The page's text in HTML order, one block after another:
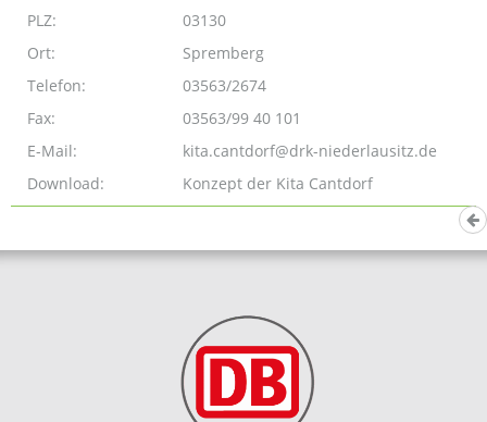
PLZ:
03130
Ort:
Spremberg
Telefon:
03563/2674
Fax:
03563/99 40 101
E-Mail:
kita.cantdorf@drk-niederlausitz.de
Download:
Konzept der Kita Cantdorf